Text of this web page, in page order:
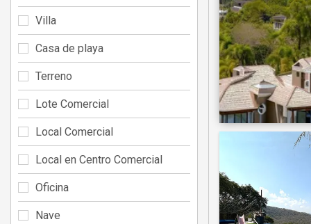
Villa
Casa de playa
Terreno
Lote Comercial
Local Comercial
Local en Centro Comercial
Oficina
Nave